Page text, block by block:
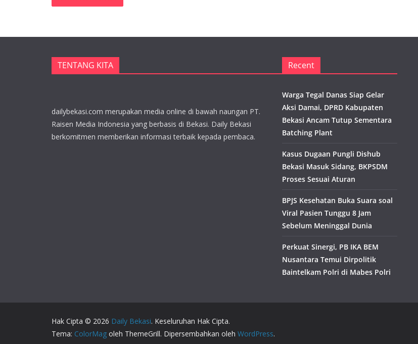
TENTANG KITA
dailybekasi.com merupakan media online di bawah naungan PT.
Raisen Media Indonesia yang berbasis di Bekasi. Daily Bekasi
berkomitmen memberikan informasi terbaik kepada pembaca.
Recent
Warga Tegal Danas Siap Gelar
Aksi Damai, DPRD Kabupaten
Bekasi Ancam Tutup Sementara
Batching Plant
Kasus Dugaan Pungli Dishub
Bekasi Masuk Sidang, BKPSDM
Proses Sesuai Aturan
BPJS Kesehatan Buka Suara soal
Viral Pasien Tunggu 8 Jam
Sebelum Meninggal Dunia
Perkuat Sinergi, PB IKA BEM
Nusantara Temui Dirpolitik
Baintelkam Polri di Mabes Polri
Hak Cipta © 2026 Daily Bekasi. Keseluruhan Hak Cipta.
Tema: ColorMag oleh ThemeGrill. Dipersembahkan oleh WordPress.